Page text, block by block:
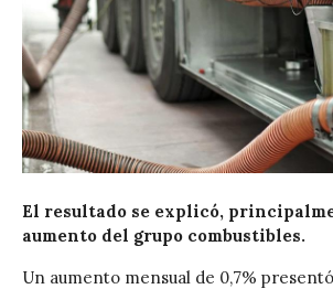
El resultado se explicó,
aumento del grupo combustibles.
Un aumento mensual de 0,7%